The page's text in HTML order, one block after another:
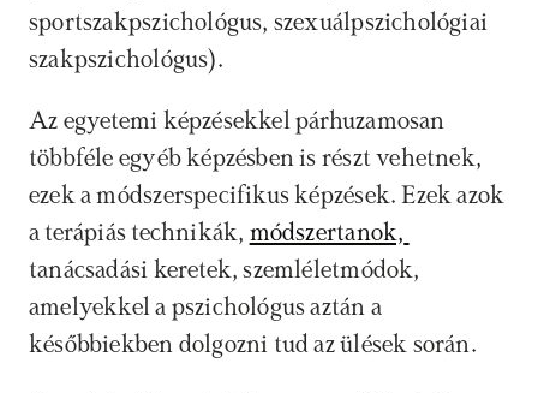
sportszakpszichológus, szexuálpszichológiai
szakpszichológus).
Az egyetemi képzésekkel párhuzamosan
többféle egyéb képzésben is részt vehetnek,
ezek a módszerspecifikus képzések. Ezek azok
a terápiás technikák,
tanácsadási keretek, szemléletmódok,
amelyekkel a pszichológus aztán a
későbbiekben dolgozni tud az ülések során.